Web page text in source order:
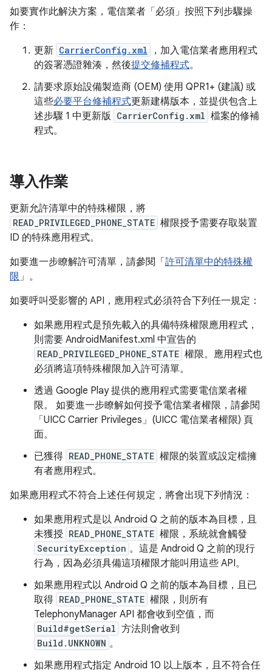
如要實作此解決方案，電信業者「必須」按照下列步驟操
作：
更新 CarrierConfig.xml
，加入電信業者應用程式
的簽署憑證雜湊，然後提交修補程式。
請要求原始設備製造商 (OEM) 使用 QPR1+ (建議) 或
這些必要平台修補程式更新建構版本，並提供包含上
述步驟 1 中更新版 CarrierConfig.xml 檔案的修補
程式。
導入作業
更新允許清單中的特殊權限，將
READ_PRIVILEGED_PHONE_STATE 權限授予需要存取裝置
ID 的特殊應用程式。
如要進一步瞭解許可清單，請參閱「 許可清單中的特殊權
限」。
如要呼叫受影響的 API，應用程式必須符合下列任一規定：
如果應用程式是預先載入的具備特殊權限應用程式，
則需要 AndroidManifest.xml 中宣告的
READ_PRIVILEGED_PHONE_STATE 權限。應用程式也
必須將這項特殊權限加入許可清單。
透過 Google Play 提供的應用程式需要電信業者權
限。 如要進一步瞭解如何授予電信業者權限，請參閱
「UICC Carrier Privileges」(UICC 電信業者權限) 頁
面。
已獲得 READ_PHONE_STATE 權限的裝置或設定檔擁
有者應用程式。
如果應用程式不符合上述任何規定，將會出現下列情況：
如果應用程式是以 Android Q 之前的版本為目標，且
未獲授 READ_PHONE_STATE 權限，系統就會觸發
SecurityException 。這是 Android Q 之前的現行
行為，因為必須具備這項權限才能叫用這些 API。
如果應用程式以 Android Q 之前的版本為目標，且已
取得 READ_PHONE_STATE 權限，則所有
TelephonyManager API 都會收到空值，而
Build#getSerial 方法則會收到
Build.UNKNOWN 。
如果應用程式指定 Android 10 以上版本，且不符合任